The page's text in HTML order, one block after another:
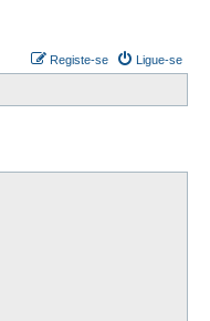
Ligue-se
Registe-se